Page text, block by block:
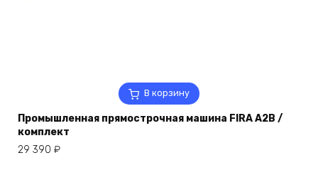
В корзину
Промышленная прямострочная машина FIRA A2B /
комплект
29 390 ₽